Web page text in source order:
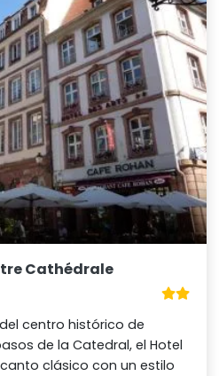
Cathédrale
centro histórico de
de la Catedral, el Hotel
clásico con un estilo